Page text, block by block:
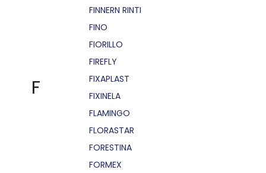
F
FINNERN RINTI
FINO
FIORILLO
FIREFLY
FIXAPLAST
FIXINELA
FLAMINGO
FLORASTAR
FORESTINA
FORMEX